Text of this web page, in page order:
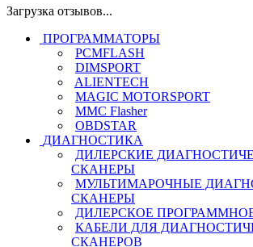
Загрузка отзывов...
ПРОГРАММАТОРЫ
PCMFLASH
DIMSPORT
ALIENTECH
MAGIC MOTORSPORT
MMC Flasher
OBDSTAR
ДИАГНОСТИКА
ДИЛЕРСКИЕ
СКАНЕРЫ
МУЛЬТИМАРОЧНЫЕ
СКАНЕРЫ
ДИЛЕРСКОЕ
КАБЕЛИ ДЛЯ
СКАНЕРОВ